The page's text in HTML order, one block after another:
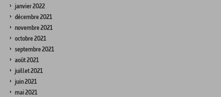
janvier 2022
décembre 2021
novembre 2021
octobre 2021
septembre 2021
août 2021
juillet 2021
juin 2021
mai 2021